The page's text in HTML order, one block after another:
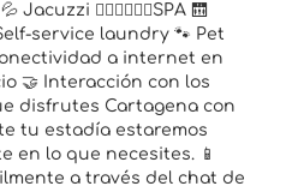
💆🏻‍♀️💆🏼‍♂️SPA 🛗
service laundry 🐾 Pet
a internet en
🤝 Interacción con los
disfrutes Cartagena con
tu estadía estaremos
en lo que necesites. 📱
a través del chat de